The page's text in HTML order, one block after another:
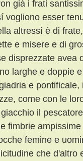
già i frati
vogliono esser
altressí è di
e misere e di
disprezzate avea
larghe e doppie
e
come con le
il
fimbrie
femine e
che d'altro